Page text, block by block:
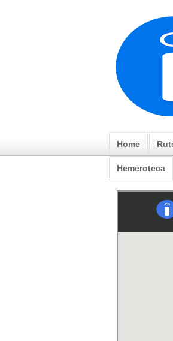
Home
Hemeroteca